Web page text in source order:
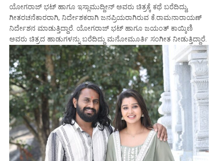
ಯೋಗರಾಜ್ ಭಟ್ ಹಾಗೂ ಇಸ್ಲಾಮುದ್ದೀನ್ ಅವರು ಚಿತ್ರಕ್ಕೆ ಕಥೆ ಬರೆದಿದ್ದು,
ಗೀತರಚನೆಕಾರರಾಗಿ, ನಿರ್ದೇಶಕರಾಗಿ ಜನಪ್ರಿಯರಾಗಿರುವ ಕೆ.ರಾಮನಾರಾಯಣ್
ನಿರ್ದೇಶನ ಮಾಡುತ್ತಿದ್ದಾರೆ. ಯೋಗರಾಜ್ ಭಟ್ ಹಾಗೂ ಜಯಂತ್ ಕಾಯ್ಕಿಣಿ
ಅವರು ಚಿತ್ರದ ಹಾಡುಗಳನ್ನು ಬರೆದಿದ್ದು ಮನೋಮೂರ್ತಿ ಸಂಗೀತ ನೀಡುತ್ತಿದ್ದಾರೆ.